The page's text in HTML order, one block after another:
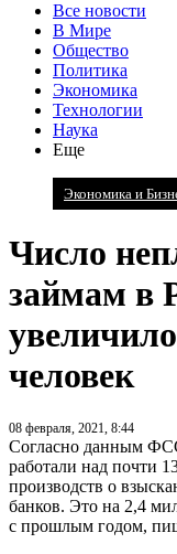
Все новости
В Мире
Общество
Политика
Экономика
Технологии
Наука
Еще
Экономика и
Число
займам в
человек
08 февраля, 2021, 8:44
Согласно данным
работали над почти
производств о
банков. Это на 2,4
с прошлым годом,